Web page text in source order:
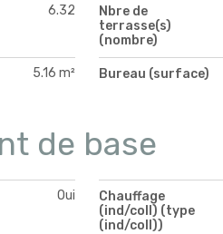
6.32
Nbre de
terrasse(s)
(nombre)
5.16 m² Bureau (surface)
de base
Oui
Chauffage
(ind/coll) (type
(ind/coll))